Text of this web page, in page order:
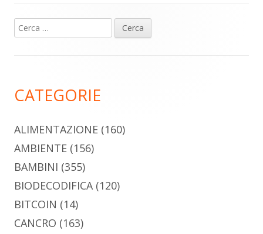
Barra
laterale
Ricerca
per:
CATEGORIE
ALIMENTAZIONE (160)
AMBIENTE (156)
BAMBINI (355)
BIODECODIFICA(120)
BITCOIN (14)
CANCRO (163)